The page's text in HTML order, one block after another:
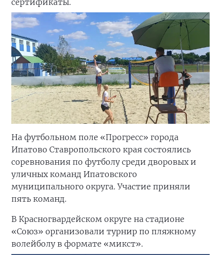
сертификаты.
На футбольном поле «Прогресс» города
Ипатово Ставропольского края состоялись
соревнования по футболу среди дворовых и
уличных команд Ипатовского
муниципального округа. Участие приняли
пять команд.
В Красногвардейском округе на стадионе
«Союз» организовали турнир по пляжному
волейболу в формате «микст».